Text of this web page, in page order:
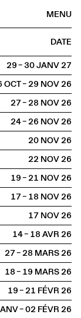
MENU
DATE
29 – 30 JANV2027
OCT – 29 NOV2026
27 – 28 NOV2026
24 – 26 NOV2026
20 NOV2026
22 NOV2026
19 – 21 NOV2026
17 – 18 NOV2026
17 NOV2026
14 – 18 AVR2026
27 – 28 MARS2026
18 – 19 MARS2026
19 – 21 FÉVR2026
– 02 FÉVR2026